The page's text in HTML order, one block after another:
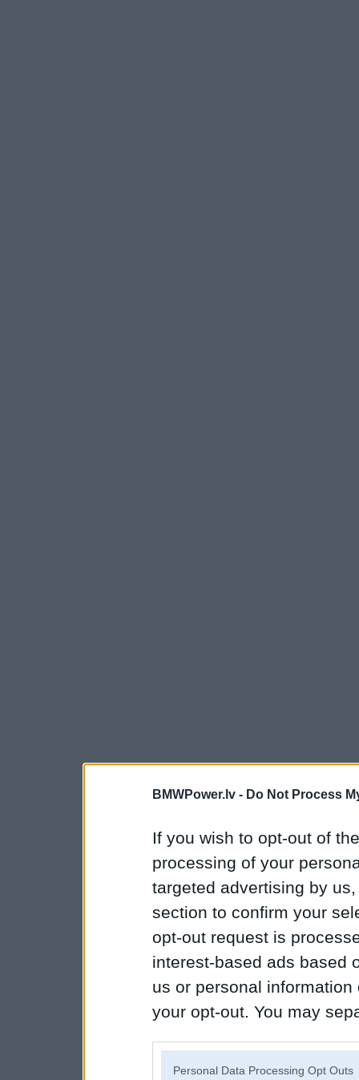
BMWPower.lv - Do Not Process
If you wish to opt-out of
processing of your
targeted advertising by
section to confirm your
opt-out request is
interest-based ads based
us or personal
your opt-out. You may
Personal Data Processing Opt Outs